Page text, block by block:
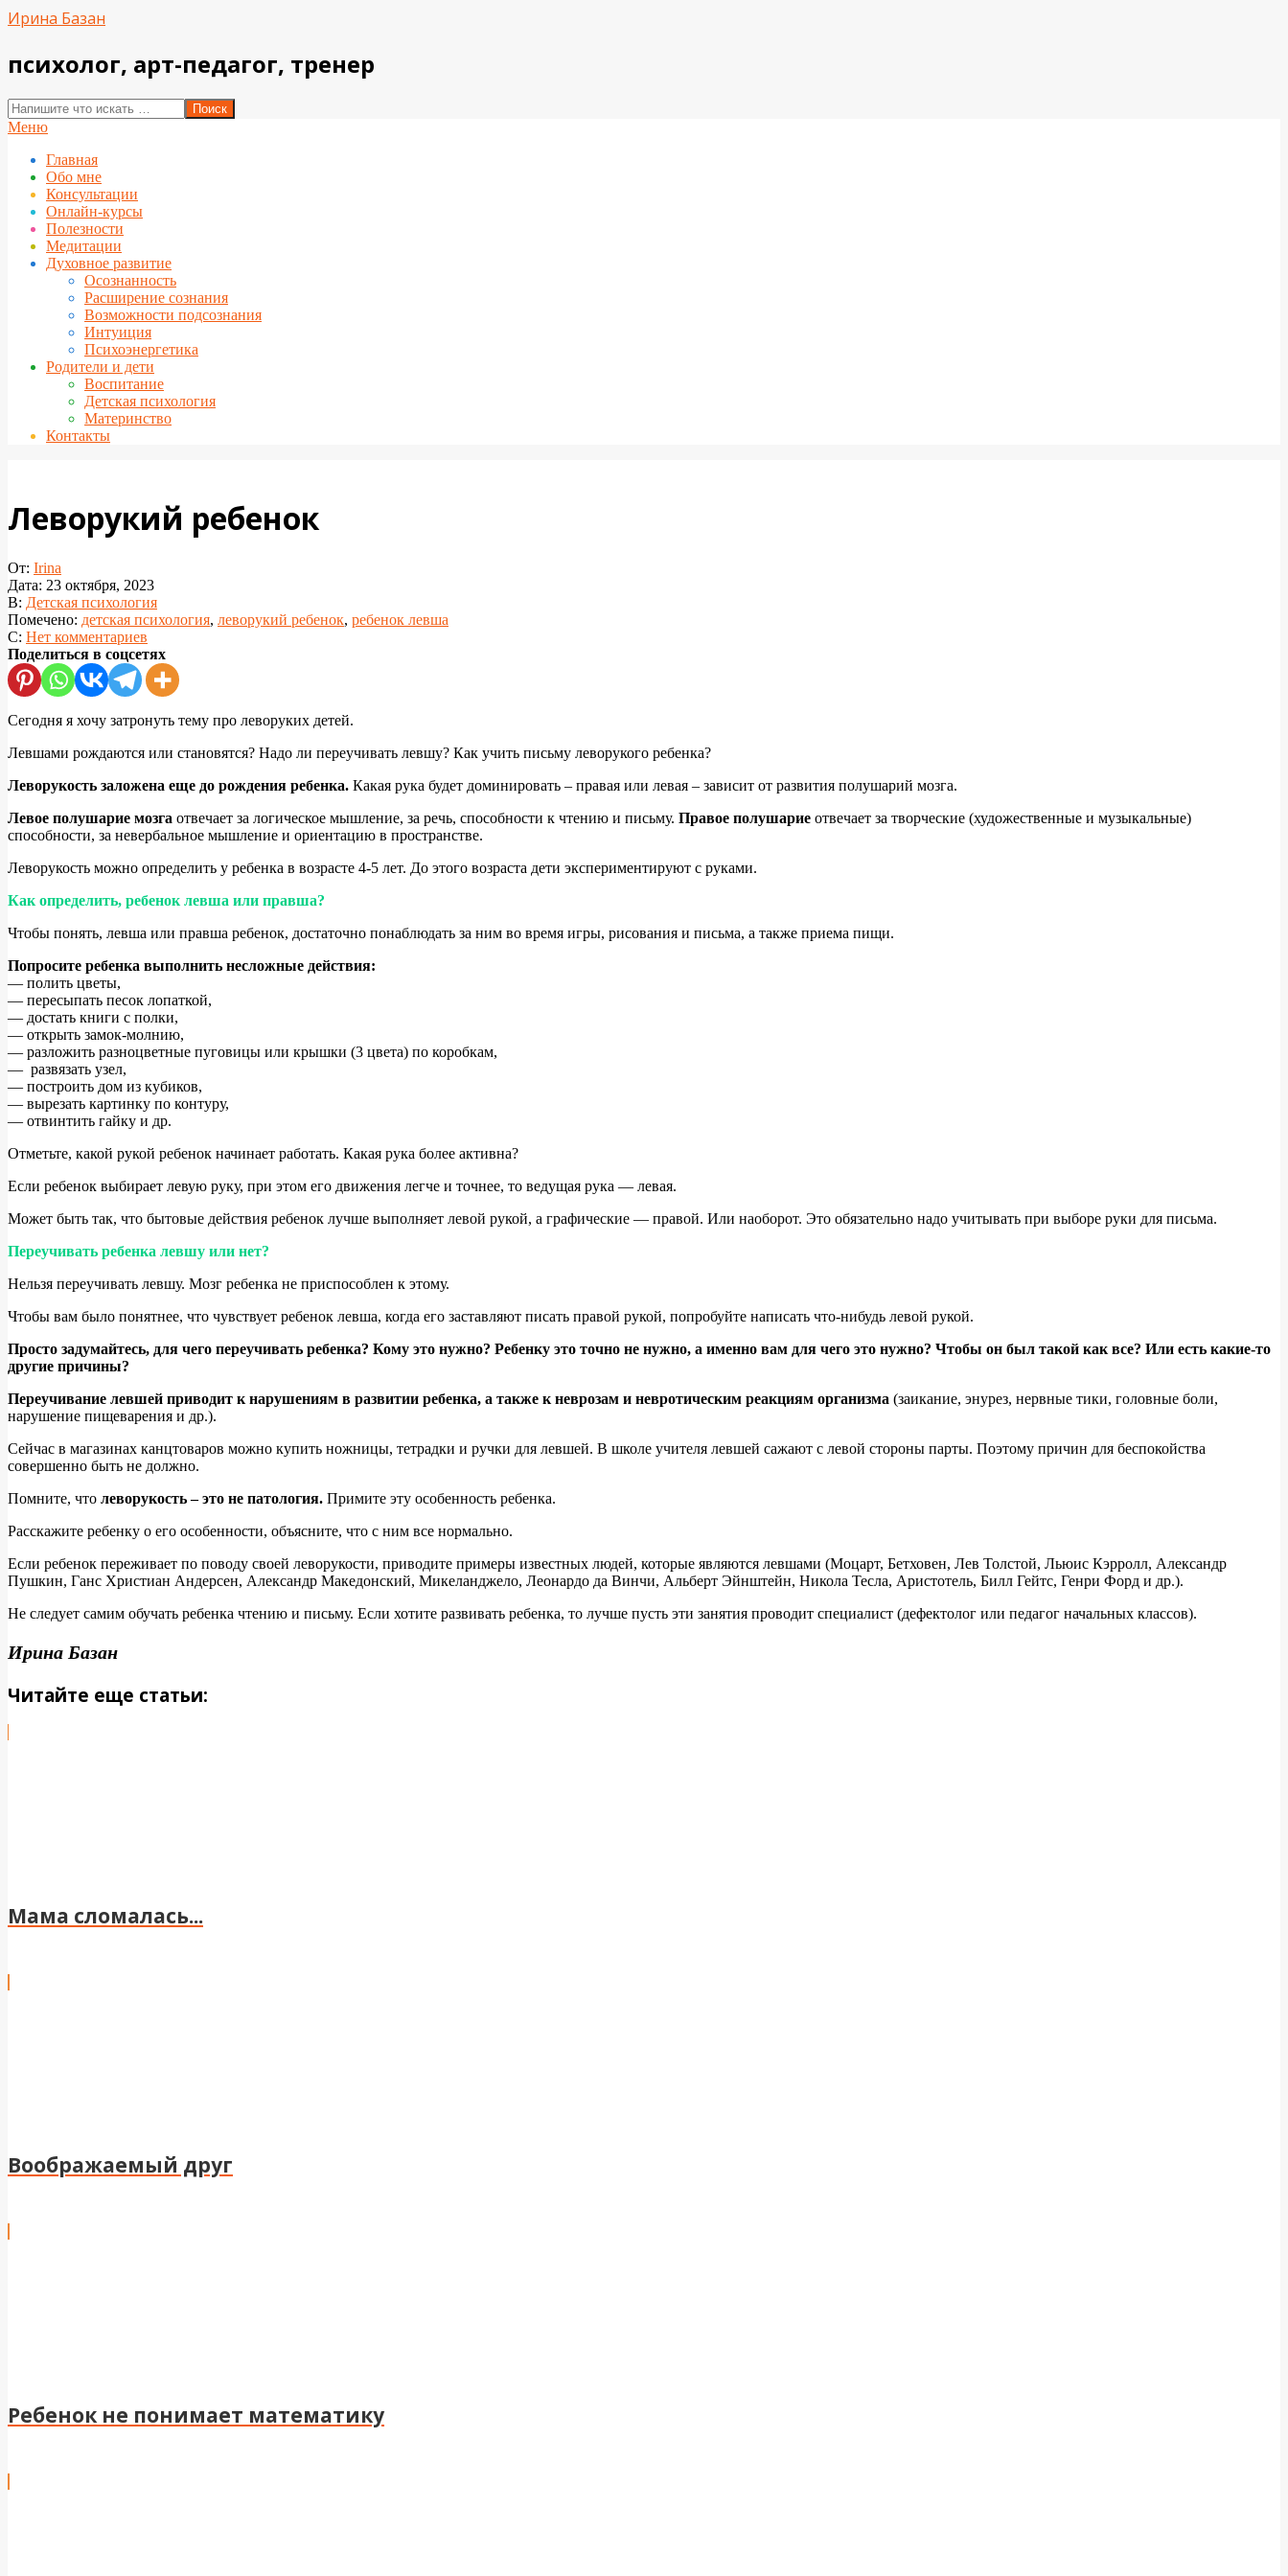
Перейти
Ирина Базан
психолог, арт-педагог, тренер
Поиск
Вторичное
навигации
Меню
Главная
Обо мне
Консультации
Онлайн-курсы
Полезности
Медитации
Духовное развитие
Осознанность
Расширение сознания
Возможности подсознания
Интуиция
Психоэнергетика
Родители и дети
Воспитание
Детская психология
Материнство
Контакты
Леворукий ребенок
От: Irina
Дата: 23 октября, 2023
В: Детская психология
Помечено: детская психология, леворукий ребенок, ребенок левша
С: Нет комментариев
Поделиться в соцсетях
Сегодня я хочу затронуть тему про леворуких детей.
Левшами рождаются или становятся? Надо ли переучивать левшу? Как учить письму леворукого ребенка?
Леворукость заложена еще до рождения ребенка. Какая рука будет доминировать – правая или левая – зависит от развития полушарий мозга.
Левое полушарие мозга отвечает за логическое мышление, за речь, способности к чтению и письму. Правое полушарие отвечает за творческие (художественные и музыкальные)
способности, за невербальное мышление и ориентацию в пространстве.
Леворукость можно определить у ребенка в возрасте 4-5 лет. До этого возраста дети экспериментируют с руками.
Как определить, ребенок левша или правша?
Чтобы понять, левша или правша ребенок, достаточно понаблюдать за ним во время игры, рисования и письма, а также приема пищи.
Попросите ребенка выполнить несложные действия:
— полить цветы,
— пересыпать песок лопаткой,
— достать книги с полки,
— открыть замок-молнию,
— разложить разноцветные пуговицы или крышки (3 цвета) по коробкам,
— развязать узел,
— построить дом из кубиков,
— вырезать картинку по контуру,
— отвинтить гайку и др.
Отметьте, какой рукой ребенок начинает работать. Какая рука более активна?
Если ребенок выбирает левую руку, при этом его движения легче и точнее, то ведущая рука — левая.
Может быть так, что бытовые действия ребенок лучше выполняет левой рукой, а графические — правой. Или наоборот. Это обязательно надо учитывать при выборе руки для письма.
Переучивать ребенка левшу или нет?
Нельзя переучивать левшу. Мозг ребенка не приспособлен к этому.
Чтобы вам было понятнее, что чувствует ребенок левша, когда его заставляют писать правой рукой, попробуйте написать что-нибудь левой рукой.
Просто задумайтесь, для чего переучивать ребенка? Кому это нужно? Ребенку это точно не нужно, а именно вам для чего это нужно? Чтобы он был такой как все? Или есть какие-то
другие причины?
Переучивание левшей приводит к нарушениям в развитии ребенка, а также к неврозам и невротическим реакциям организма (заикание, энурез, нервные тики, головные боли,
нарушение пищеварения и др.).
Сейчас в магазинах канцтоваров можно купить ножницы, тетрадки и ручки для левшей. В школе учителя левшей сажают с левой стороны парты. Поэтому причин для беспокойства
совершенно быть не должно.
Помните, что леворукость – это не патология. Примите эту особенность ребенка.
Расскажите ребенку о его особенности, объясните, что с ним все нормально.
Если ребенок переживает по поводу своей леворукости, приводите примеры известных людей, которые являются левшами (Моцарт, Бетховен, Лев Толстой, Льюис Кэрролл, Александр
Пушкин, Ганс Христиан Андерсен, Александр Македонский, Микеланджело, Леонардо да Винчи, Альберт Эйнштейн, Никола Тесла, Аристотель, Билл Гейтс, Генри Форд и др.).
Не следует самим обучать ребенка чтению и письму. Если хотите развивать ребенка, то лучше пусть эти занятия проводит специалист (дефектолог или педагог начальных классов).
Ирина Базан
Читайте еще статьи:
Мама сломалась...
Воображаемый друг
Ребенок не понимает математику